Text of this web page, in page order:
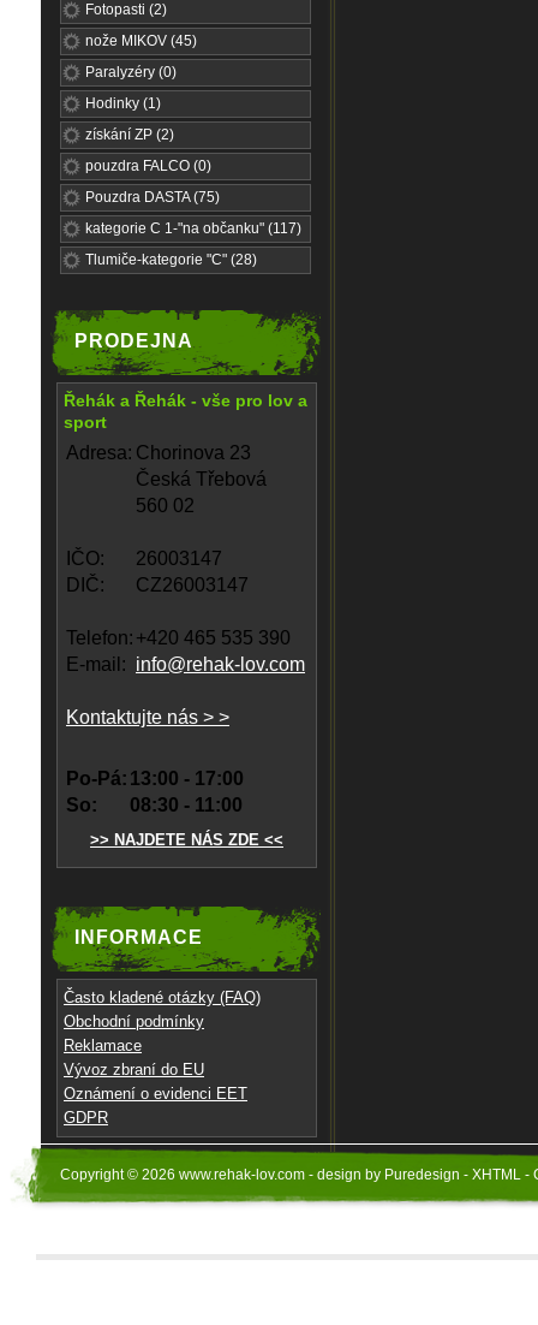
Fotopasti (2)
nože MIKOV (45)
Paralyzéry (0)
Hodinky (1)
získání ZP (2)
pouzdra FALCO (0)
Pouzdra DASTA (75)
kategorie C 1-"na občanku" (117)
Tlumiče-kategorie "C" (28)
PRODEJNA
Řehák a Řehák - vše pro lov a
sport
Adresa: Chorinova 23
Česká Třebová
560 02
IČO:
26003147
DIČ:
CZ26003147
Telefon: +420 465 535 390
E-mail: info@rehak-lov.com
Kontaktujte nás > >
Po-Pá: 13:00 - 17:00
So:
08:30 - 11:00
>> NAJDETE NÁS ZDE <<
INFORMACE
Často kladené otázky (FAQ)
Obchodní podmínky
Reklamace
Vývoz zbraní do EU
Oznámení o evidenci EET
GDPR
Copyright © 2026 www.rehak-lov.com - design by Puredesign - XHTML -